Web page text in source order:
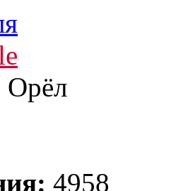
Орёл
4958